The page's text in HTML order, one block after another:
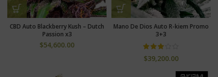
CBD Auto Blackberry Kush – Dutch
Passion x3
$54,600.00
Mano De Dios Auto R-kiem Promo
3+3
$39,200.00